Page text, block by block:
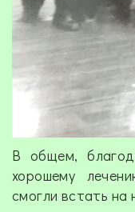
В общем,
хорошему
смогли встать на